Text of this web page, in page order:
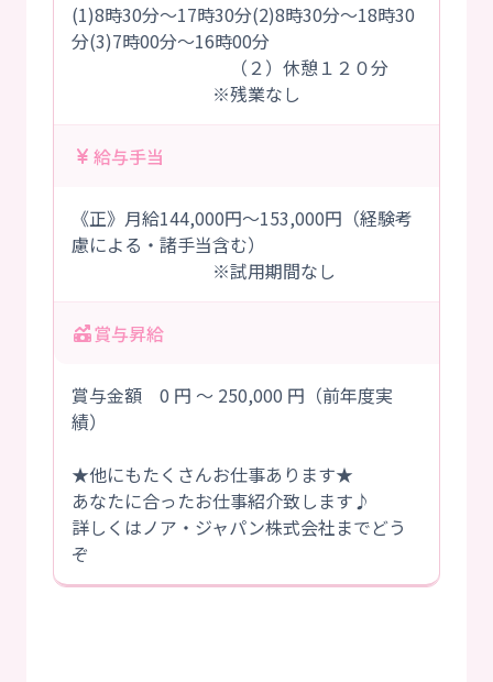
(1)8時30分～17時30分(2)8時30分～18時30
分(3)7時00分～16時00分
（２）休憩１２０分
※残業なし
給与手当
《正》月給144,000円～153,000円（経験考
慮による・諸手当含む）
※試用期間なし
賞与昇給
賞与金額 0 円 ～ 250,000 円（前年度実
績）
★他にもたくさんお仕事あります★
あなたに合ったお仕事紹介致します♪
詳しくはノア・ジャパン株式会社までどう
ぞ